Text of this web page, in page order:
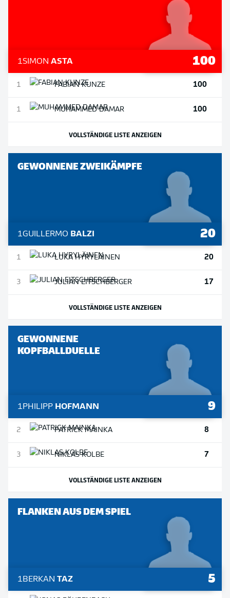
1SIMON ASTA 100
1 FABIANKUNZE 100
1 MUHAMMEDDAMAR 100
VOLLSTÄNDIGE LISTE ANZEIGEN
GEWONNENE ZWEIKÄMPFE
1GUILLERMO BALZI 20
1 LUKA HYRYLÄINEN 20
3 JULIANEITSCHBERGER 17
VOLLSTÄNDIGE LISTE ANZEIGEN
GEWONNENE
KOPFBALLDUELLE
1PHILIPP HOFMANN 9
2 PATRICKMAINKA 8
3 NIKLASKOLBE 7
VOLLSTÄNDIGE LISTE ANZEIGEN
FLANKEN AUS DEM SPIEL
1BERKAN TAZ 5